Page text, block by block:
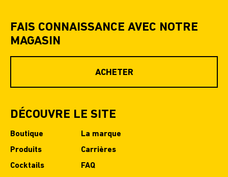
FAIS CONNAISSANCE AVEC NOTRE
MAGASIN
ACHETER
DÉCOUVRE LE SITE
Boutique
Produits
Cocktails
La marque
Carrières
FAQ